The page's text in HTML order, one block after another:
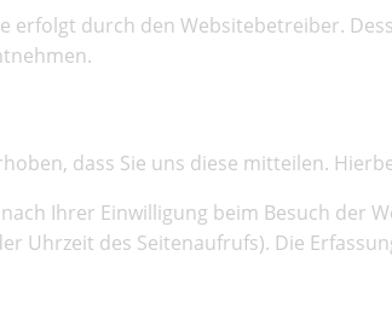
erfolgt durch den Websitebetreiber.
dass Sie uns diese mitteilen.
Ihrer Einwilligung beim Besuch der
Uhrzeit des Seitenaufrufs). Die